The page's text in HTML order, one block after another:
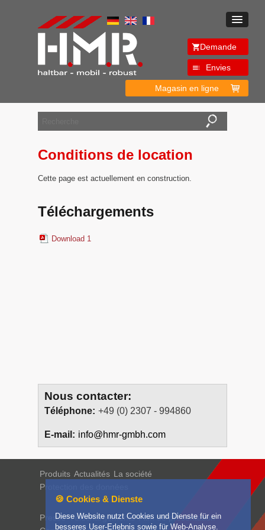
Demande
Envies
Magasin en ligne
Conditions de location
Cette page est actuellement en construction.
Téléchargements
Download 1
Nous contacter:
Téléphone: +49 (0) 2307 - 994860
E-mail: info@hmr-gmbh.com
Produits Actualités La société
Protection des données
Presse Téléchargements Film de présentation
🍪 Cookies & Dienste
Diese Website nutzt Cookies und Dienste für ein
besseres User-Erlebnis sowie für Web-Analyse.